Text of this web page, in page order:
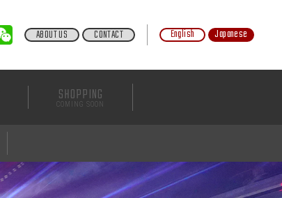
ABOUT US CONTACT English Japanese
SHOPPING
COMING SOON